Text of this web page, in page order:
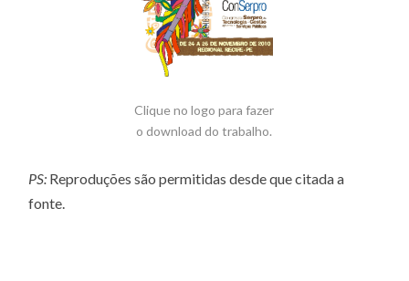
Clique no logo para fazer
o download do trabalho.
PS: Reproduções são permitidas desde que citada a
fonte.